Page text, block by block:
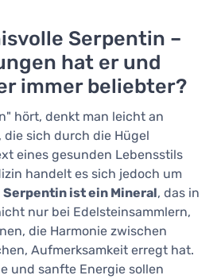
Serpentin –
hat er und
immer beliebter?
hört, denkt man leicht an
sich durch die Hügel
eines gesunden Lebensstils
handelt es sich jedoch um
Serpentin ist ein Mineral, das in
nur bei Edelsteinsammlern,
die Harmonie zwischen
Aufmerksamkeit erregt hat.
und sanfte Energie sollen